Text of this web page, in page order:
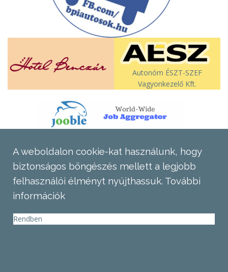
Autonóm ÉSZT-SZEF
Vagyonkezelő Kft.
A weboldalon cookie-kat használunk, hogy
biztonságos böngészés mellett a legjobb
felhasználói élményt nyújthassuk. További
információk
Rendben